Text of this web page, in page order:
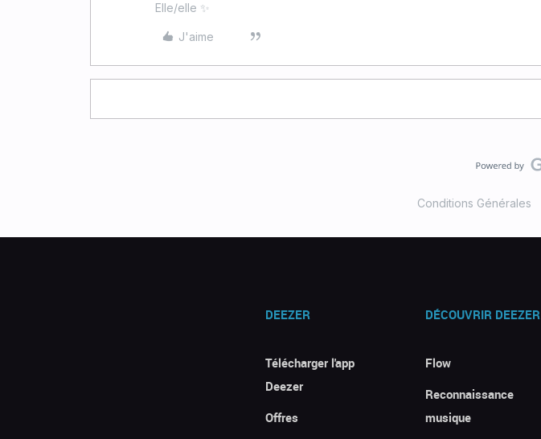
Elle/elle ✨
J'aime
Conditions Générales
DEEZER
Télécharger l'app
Deezer
Offres
DÉCOUVRIR DEEZER
Flow
Reconnaissance
musique